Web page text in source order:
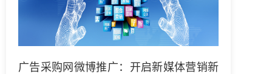
广告采购网微博推广：开启新媒体营销新